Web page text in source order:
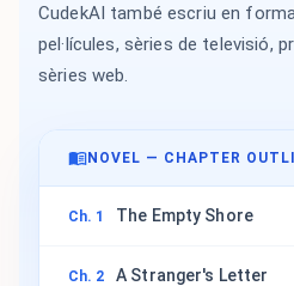
NOVEL — CHAPTER
Ch. 1 The Empty Shore
Ch. 2 A Stranger's Letter
CudekAI també escriu en
pel·lícules, sèries de televisió,
sèries web.